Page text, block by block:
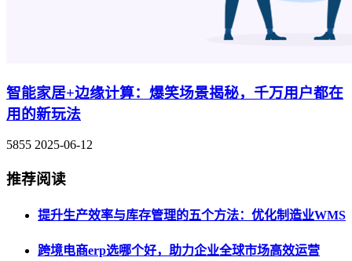
智能家居+边缘计算：爆笑场景揭秘，千万用户都在
用的新玩法
5855 2025-06-12
推荐阅读
提升生产效率与库存管理的五个方法：优化制造业WMS
跨境电商erp选哪个好，助力企业全球市场高效运营